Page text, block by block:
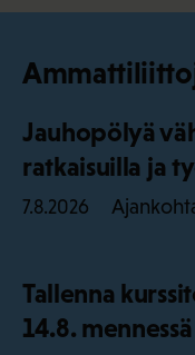
Jauhopölyä
ratkaisuilla ja
7.8.2026
Tallenna
14.8. mennessä